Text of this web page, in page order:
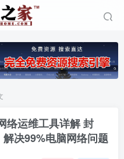
络运维工具详解 封
决99%电脑网络问题